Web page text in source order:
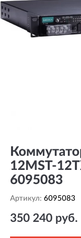
12MST-
6095083
Артикул: 6095083
350 240 руб.